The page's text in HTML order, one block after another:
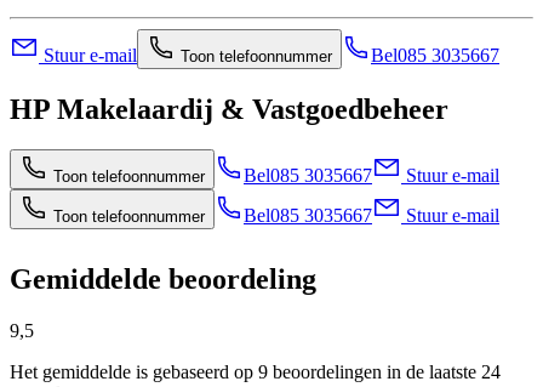
Stuur e-mail Toon telefoonnummer Bel085 3035667
HP Makelaardij & Vastgoedbeheer
Toon telefoonnummer Bel085 3035667 Stuur e-mail
Toon telefoonnummer Bel085 3035667 Stuur e-mail
Gemiddelde beoordeling
9,5
Het gemiddelde is gebaseerd op 9 beoordelingen in de laatste 24